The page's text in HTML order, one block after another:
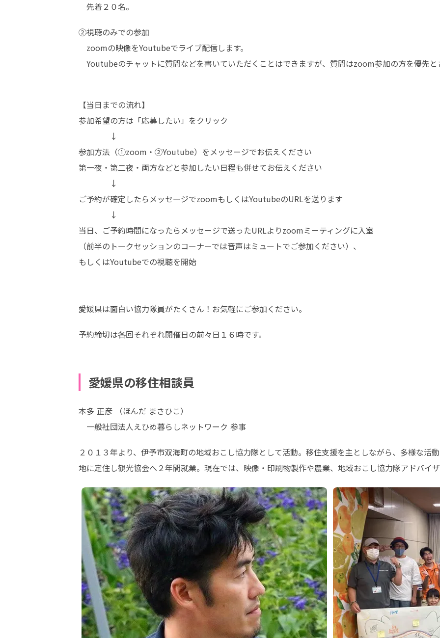
先着２０名。
②視聴のみでの参加
zoomの映像をYoutubeでライブ配信します。
Youtubeのチャットに質問などを書いていただくことはできますが、質問はzoom参加の方を優先と
【当日までの流れ】
参加希望の方は「応募したい」をクリック
↓
参加方法（①zoom・②Youtube）をメッセージでお伝えください
第一夜・第二夜・両方などと参加したい日程も併せてお伝えください
↓
ご予約が確定したらメッセージでzoomもしくはYoutubeのURLを送ります
↓
当日、ご予約時間になったらメッセージで送ったURLよりzoomミーティングに入室
（前半のトークセッションのコーナーでは音声はミュートでご参加ください）、
もしくはYoutubeでの視聴を開始
愛媛県は面白い協力隊員がたくさん！お気軽にご参加ください。
予約締切は各回それぞれ開催日の前々日１６時です。
愛媛県の移住相談員
本多 正彦 （ほんだ まさひこ）
一般社団法人えひめ暮らしネットワーク 参事
２０１３年より、伊予市双海町の地域おこし協力隊として活動。移住支援を主としながら、多様な活
地に定住し観光協会へ２年間就業。現在では、映像・印刷物製作や農業、地域おこし協力隊アドバイ